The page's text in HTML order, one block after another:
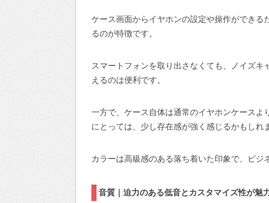
ケース画面からイヤホンの設定や操作ができる
るのが特徴です。
スマートフォンを取り出さなくても、ノイズ
えるのは便利です。
一方で、ケース自体は通常のイヤホンケースよ
にとっては、少し存在感が強く感じるかもしれ
カラーは高級感のある落ち着いた印象で、ビジ
音質｜迫力のある低音とカスタマイズ性が魅